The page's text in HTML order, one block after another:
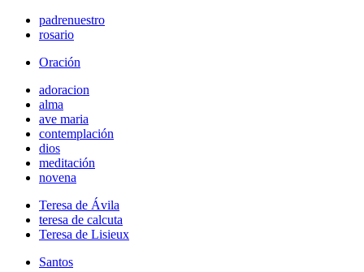
padrenuestro
rosario
Oración
adoracion
alma
ave maria
contemplación
dios
meditación
novena
Teresa de Ávila
teresa de calcuta
Teresa de Lisieux
Santos